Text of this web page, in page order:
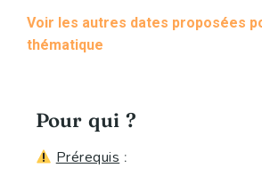
Voir les autres dates proposées
thématique
Pour qui ?
Prérequis :